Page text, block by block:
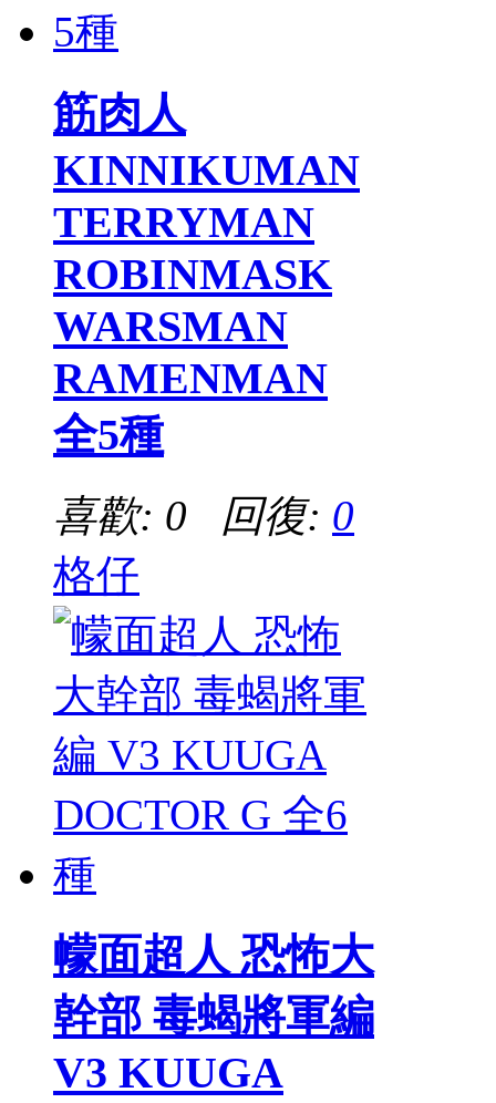
筋肉人
KINNIKUMAN
TERRYMAN
ROBINMASK
WARSMAN
RAMENMAN
全5種
喜歡: 0 回復: 0
格仔
幪面超人 恐怖大
幹部 毒蝎將軍編
V3 KUUGA